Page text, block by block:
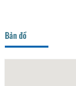
Bản đồ